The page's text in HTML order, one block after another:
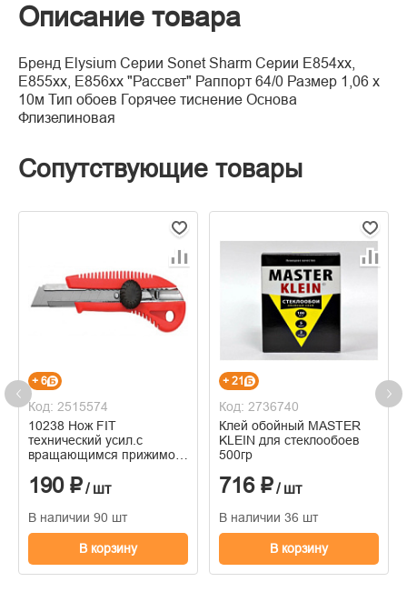
Описание товара
Бренд Elysium Серии Sonet Sharm Серии E854xx,
Е855xx, Е856xx "Рассвет" Раппорт 64/0 Размер 1,06 х
10м Тип обоев Горячее тиснение Основа
Флизелиновая
Сопутствующие товары
+ 6
Код: 2515574
10238 Нож FIT
технический усил.с
вращающимся прижимом
190 ₽/ шт
В наличии 90 шт
В корзину
+ 21
Код: 2736740
Клей обойный MASTER
KLEIN для стеклообоев
500гр
716 ₽/ шт
В наличии 36 шт
В корзину